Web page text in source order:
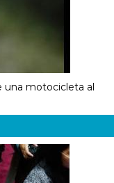
una motocicleta al